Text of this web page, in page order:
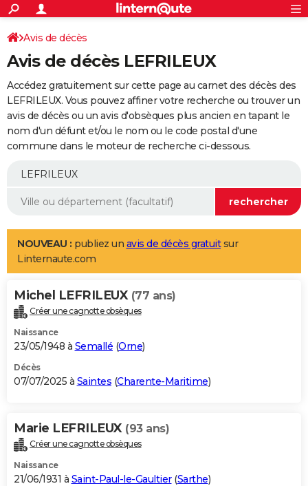
ACTUALITÉS
Politique
Société
Faits Divers
Education
Monde
Villes
+
SPORT
Coupe du monde 2026
Football
Tennis
Cyclisme
Rugby
Forum
Programme TV
TNTStreaming
Cinéma
Sorties cinéma
Musique
+FINANCE
Retraite
Epargne
Immobilier
Risques naturels par ville
Banque
Assurance
AUTO
Essais
Réserver un essai
Citadines
Berlines
SUV
Forum auto
+
Mobiles
Meilleur smartphone
Internet
Ordinateurs
Jeux vidéo
Guide high-tech
Aménagement intérieur
LIFESTYLE
Art de vivre
Bien-être
Loisirs
Mode
Modes de vie
Alimentation
Guide de la santé
Maladies
Médicaments
Sommeil
VOYAGE
Destinations
City break
Voyage nature
Voyage de noces
Forum
Climat
+PHOTO
GUIDES D'ACHAT
BONS PLANS
Carte de Noël
Carte Bonne année
Carte Saint-Valentin
Carte Pâques
Carte d'anniversaire
DICTIONNAIRE
Dictionnaire
Biographies
Citations
Expressions
Proverbes
PROGRAMME TV
Avis de décès
Avis de décès LEFRILEUX
Accédez gratuitement sur cette page au carnet des décès des
LEFRILEUX. Vous pouvez affiner votre recherche ou trouver un
avis de décès ou un avis d'obsèques plus ancien en tapant le
nom d'un défunt et/ou le nom ou le code postal d'une
commune dans le moteur de recherche ci-dessous.
NOUVEAU : publiez un avis de décès gratuitsur
Linternaute.com
Michel LEFRILEUX (77 ans)
Créer une cagnotte obsèques
Naissance
23/05/1948 à Semallé (Orne)
Décès
07/07/2025 à Saintes (Charente-Maritime)
Marie LEFRILEUX (93 ans)
Créer une cagnotte obsèques
Naissance
21/06/1931 à Saint-Paul-le-Gaultier(Sarthe)